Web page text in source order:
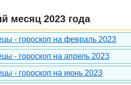
месяц 2023 года
- гороскоп на февраль 2023
- гороскоп на апрель 2023
- гороскоп на июнь 2023